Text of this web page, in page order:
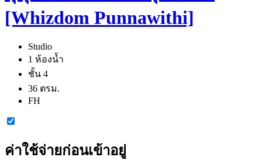
[Whizdom Punnawithi]
Studio
1 ห้องน้ำ
ชั้น 4
36 ตรม.
FH
ค่าใช้จ่ายก่อนเข้าอยู่